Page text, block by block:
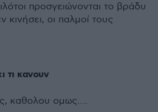
προσγειώνονται το βράδυ
οι παλμοί τους
τι κανουν
καθολου ομως….